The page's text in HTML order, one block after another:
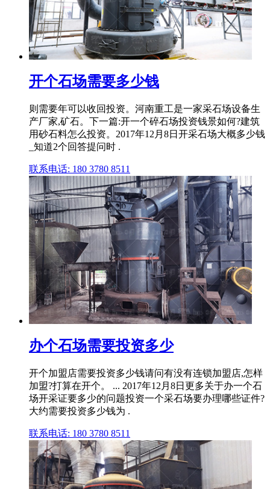
开个石场需要多少钱
则需要年可以收回投资。河南重工是一家采石场设备生
产厂家,矿石。下一篇:开一个碎石场投资钱景如何?建筑
用砂石料怎么投资。2017年12月8日开采石场大概多少钱
_知道2个回答提问时 .
联系电话: 180 3780 8511
办个石场需要投资多少
开个加盟店需要投资多少钱请问有没有连锁加盟店,怎样
加盟?打算在开个。 ... 2017年12月8日更多关于办一个石
场开采证要多少的问题投资一个采石场要办理哪些证件?
大约需要投资多少钱为 .
联系电话: 180 3780 8511